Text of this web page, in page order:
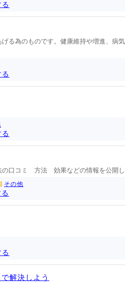
る為のものです。健康維持や増進、病
の口コミ 方法 効果などの情報を公開し
その他
解決しよう